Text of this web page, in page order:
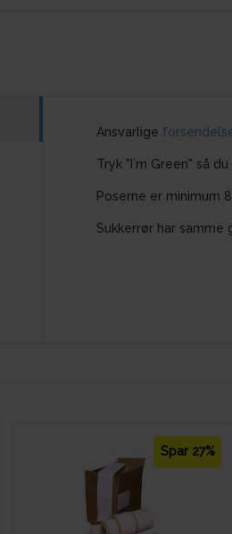
Ansvarlige
Tryk "I´m Green" så
Poserne er minimum
Sukkerrør har
Spar 27%